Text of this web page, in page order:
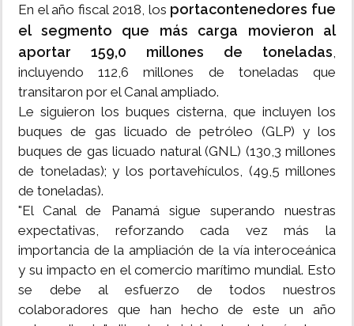
En el año fiscal 2018, los portacontenedores fue
el segmento que más carga movieron al
aportar 159,0 millones de toneladas,
incluyendo 112,6 millones de toneladas que
transitaron por el Canal ampliado.
Le siguieron los buques cisterna, que incluyen los
buques de gas licuado de petróleo (GLP) y los
buques de gas licuado natural (GNL) (130,3 millones
de toneladas); y los portavehículos, (49,5 millones
de toneladas).
"El Canal de Panamá sigue superando nuestras
expectativas, reforzando cada vez más la
importancia de la ampliación de la vía interoceánica
y su impacto en el comercio marítimo mundial. Esto
se debe al esfuerzo de todos nuestros
colaboradores que han hecho de este un año